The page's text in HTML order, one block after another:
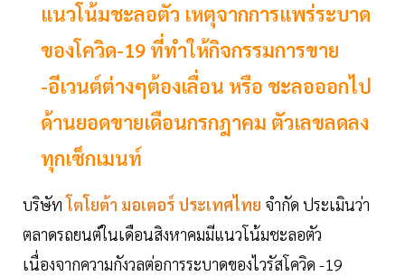
แนวโน้มชะลอตัว เหตุจากการแพร่ระบาด
ของโควิด-19 ที่ทำให้กิจกรรมการขาย
-อีเวนต์ต่างๆต้องเลื่อน หรือ ชะลอออกไป
ด้านยอดขายเดือนกรกฎาคม ตัวเลขลดลง
ทุกเซ็กเมนท์
บริษัทโตโยต้า มอเตอร์ ประเทศไทย จำกัด ประเมินว่า
ตลาดรถยนต์ในเดือนสิงหาคมมีแนวโน้มชะลอตัว
เนื่องจากความกังวลต่อการระบาดของไวรัสโควิด -19